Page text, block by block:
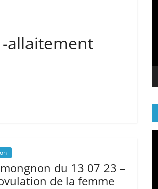
allaitement
du 13 07 23 –
de la femme